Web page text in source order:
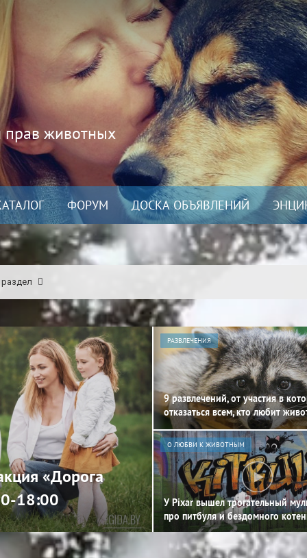
прав животных
ФОРУМ ДОСКА ОБЪЯВЛЕНИЙ
раздел
«Дорога
18:00
РАЗВЛЕЧЕНИЯ
9 развлечений, от участия в
отказаться всем, кто любит
О ЛЮБВИ К ЖИВОТНЫМ
У Pixar вышел трогательный
про питбуля и бездомного